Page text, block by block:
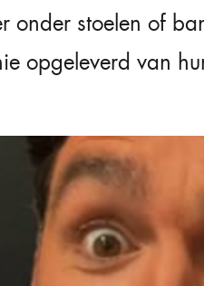
onder stoelen of
opgeleverd van